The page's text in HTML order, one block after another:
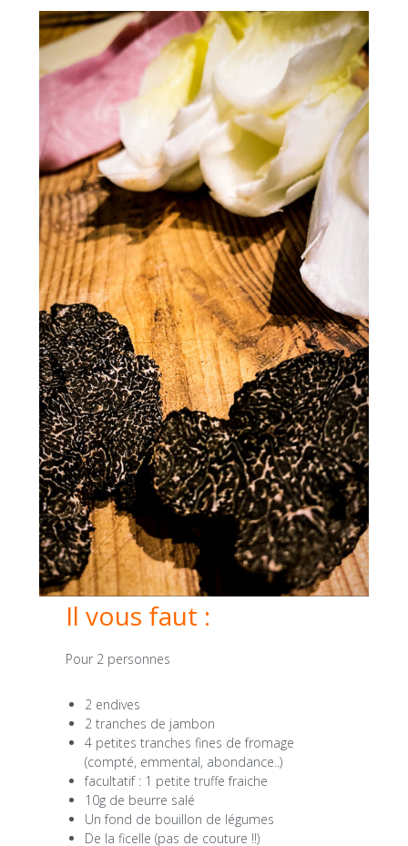
Il vous faut :
Pour 2 personnes
2 endives
2 tranches de jambon
4 petites tranches fines de fromage
(compté, emmental, abondance..)
facultatif : 1 petite truffe fraiche
10g de beurre salé
Un fond de bouillon de légumes
De la ficelle (pas de couture !!)